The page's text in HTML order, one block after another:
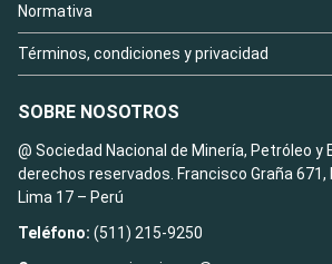
Normativa
Términos, condiciones y privacidad
SOBRE NOSOTROS
@ Sociedad Nacional de Minería, Petróleo y
derechos reservados. Francisco Graña 671,
Lima 17 – Perú
Teléfono: (511) 215-9250